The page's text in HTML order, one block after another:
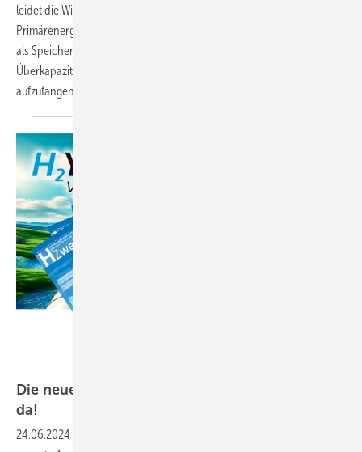
leidet die Wirtschaftlichkeit. Wasserstoff – selbst ja kein
Primärenergieträger – dient vor allem als Sekundärenergieträger, also
als Speichermedium, und kann ein idealer Puffer sein, um
Überkapazitäten bei der Stromgewinnung (z. B. aus Wind und Sonne)
aufzufangen und dann bereitzustellen, wenn sie benötigt
Die neueste Ausgabe des HZwei-Magazins ist
da!
24.06.2024